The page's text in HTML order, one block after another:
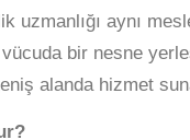
uzmanlığı aynı
bir nesne
alanda hizmet